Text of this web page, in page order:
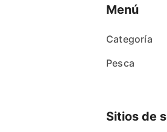
Menú
Categoría
Pesca
Sitios de